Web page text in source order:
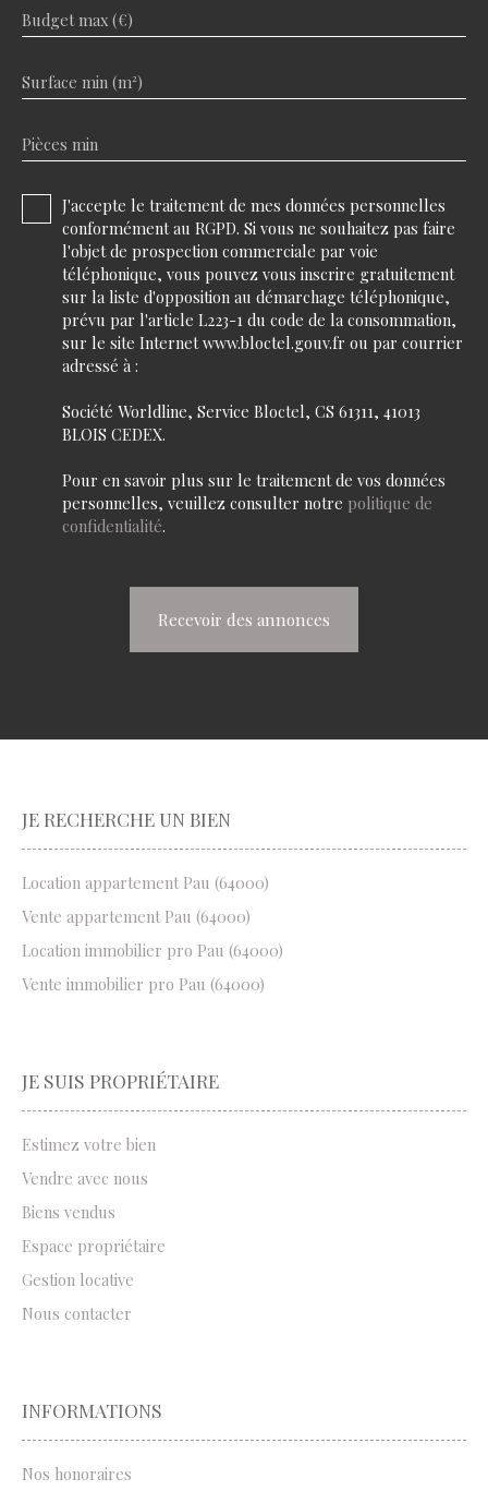
Budget max (€)
Surface min (m²)
Pièces min
J'accepte le traitement de mes données personnelles
conformément au RGPD. Si vous ne souhaitez pas faire
l'objet de prospection commerciale par voie
téléphonique, vous pouvez vous inscrire gratuitement
sur la liste d'opposition au démarchage téléphonique,
prévu par l'article L223-1 du code de la consommation,
sur le site Internet www.bloctel.gouv.fr ou par courrier
adressé à :
Société Worldline, Service Bloctel, CS 61311, 41013
BLOIS CEDEX.
Pour en savoir plus sur le traitement de vos données
personnelles, veuillez consulter notre politique de
confidentialité.
Recevoir des annonces
JE RECHERCHE UN BIEN
Location appartement Pau (64000)
Vente appartement Pau (64000)
Location immobilier pro Pau (64000)
Vente immobilier pro Pau (64000)
JE SUIS PROPRIÉTAIRE
Estimez votre bien
Vendre avec nous
Biens vendus
Espace propriétaire
Gestion locative
Nous contacter
INFORMATIONS
Nos honoraires